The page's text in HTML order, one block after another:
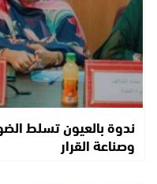
ندوة بالعيون تسلط
وصناعة القرار